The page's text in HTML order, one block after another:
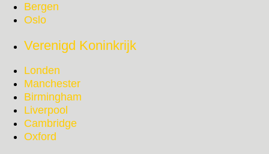
Bergen
Oslo
Verenigd Koninkrijk
Londen
Manchester
Birmingham
Liverpool
Cambridge
Oxford